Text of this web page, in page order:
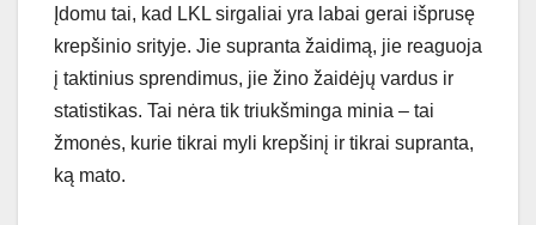
Įdomu tai, kad LKL sirgaliai yra labai gerai išprusę
krepšinio srityje. Jie supranta žaidimą, jie reaguoja
į taktinius sprendimus, jie žino žaidėjų vardus ir
statistikas. Tai nėra tik triukšminga minia – tai
žmonės, kurie tikrai myli krepšinį ir tikrai supranta,
ką mato.